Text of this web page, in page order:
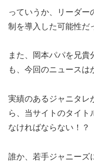
っていうか、リーダー
制を導入した可能性だ
また、岡本パパを兄貴
も、今回のニュースは
実績のあるジャニタレ
ら、当サイトのタイト
なければならない！？
誰か、若手ジャニーズ